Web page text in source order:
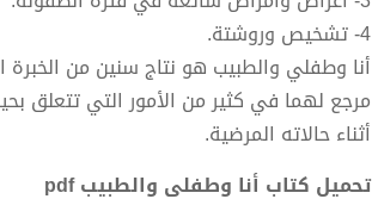
4- تشخيص وروشتة.
أنا وطفلي والطبيب هو نتاج سنين من الخبرة
مرجع لهما في كثير من الأمور التي تتعلق
أثناء حالاته المرضية.
تحميل كتاب أنا وطفلي والطبيب pdf